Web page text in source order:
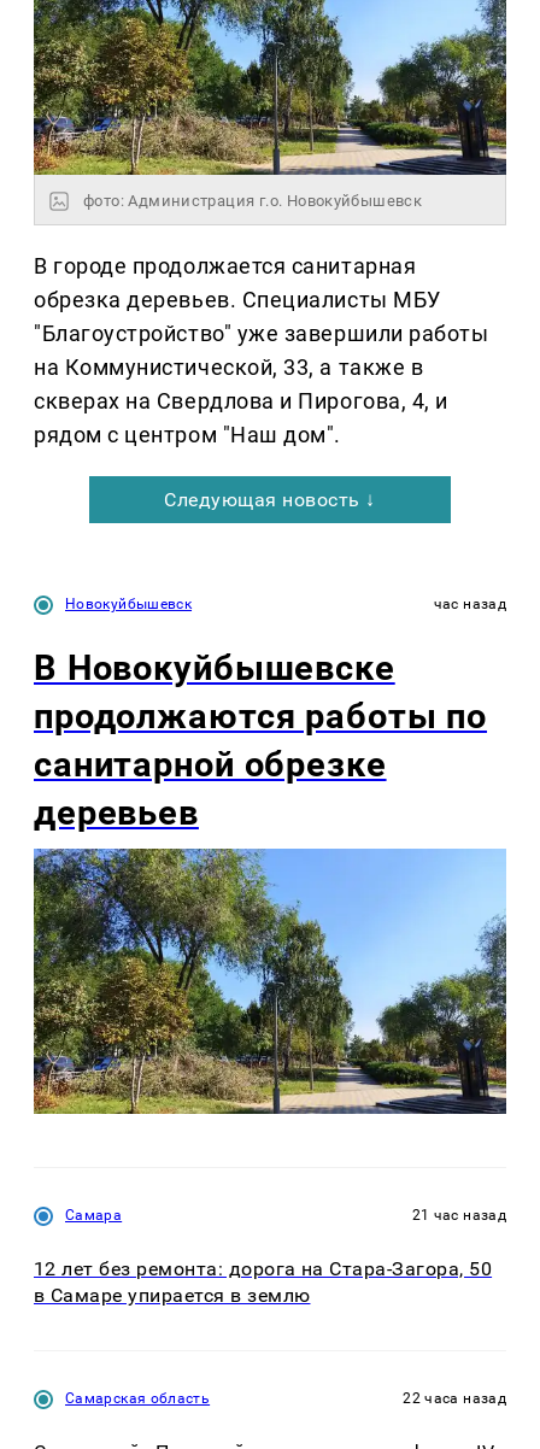
фото: Администрация г.о. Новокуйбышевск
В городе продолжается санитарная
обрезка деревьев. Специалисты МБУ
"Благоустройство" уже завершили работы
на Коммунистической, 33, а также в
скверах на Свердлова и Пирогова, 4, и
рядом с центром "Наш дом".
Следующая новость ↓
Новокуйбышевск час назад
В Новокуйбышевске
продолжаются работы по
санитарной обрезке
деревьев
Самара 21 час назад
12 лет без ремонта: дорога на Стара-Загора, 50
в Самаре упирается в землю
Самарская область 22 часа назад